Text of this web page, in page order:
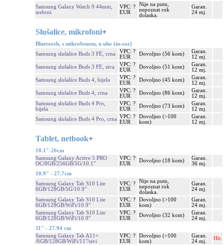
Samsung Galaxy Watch 9 44mm,
srebrni
VPC: ?
EUR
Nije na putu,
nepoznat rok
dolaska.
Garan.
24 mj.
Slušalice, mikrofoni+
Bluetooth, s mikrofonom, u uho (in-ear)
Samsung slušalice Buds 3 FE, crna
VPC: ?
EUR
Dovoljno (56 kom)
Garan.
12 mj.
Samsung slušalice Buds 3 FE, siva
VPC: ?
EUR
Dovoljno (51 kom)
Garan.
12 mj.
Samsung slušalice Buds 4, bijela
VPC: ?
EUR
Dovoljno (45 kom)
Garan.
12 mj.
Samsung slušalice Buds 4, crna
VPC: ?
EUR
Dovoljno (86 kom)
Garan.
12 mj.
Samsung slušalice Buds 4 Pro,
bijela
VPC: ?
EUR
Dovoljno (73 kom)
Garan.
12 mj.
Samsung slušalice Buds 4 Pro, crna VPC: ?
EUR
Dovoljno (>100
kom)
Garan.
12 mj.
Tablet, netbook+
10.1"-26cm
Samsung Galaxy Active 5 PRO
OC/8GB/256GB/5G/10.1"
VPC: ?
EUR
Dovoljno (18 kom)
Garan.
36 mj.
10.9" - 27.7cm
Samsung Galaxy Tab S10 Lite
6GB/128GB/5G/10.9"
VPC: ?
EUR
Nije na putu,
nepoznat rok
dolaska.
Garan.
24 mj.
Samsung Galaxy Tab S10 Lite
6GB/128GB/WiFi/10.9"
VPC: ?
EUR
Dovoljno (>100
kom)
Garan.
24 mj.
Samsung Galaxy Tab S10 Lite
6GB/128GB/WiFi/10.9"
VPC: ?
EUR
Dovoljno (32 kom)
Garan.
24 mj.
11" - 27.94 cm
Samsung Galaxy Tab A11+
/6GB/128GB/WiFi/11"/sivi
VPC: ?
EUR
Dovoljno (>100
kom)
Garan.
24 mj.
Hit.